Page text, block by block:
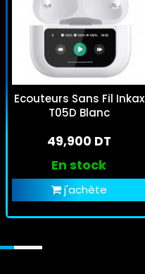
Ecouteurs Sans Fil Inkax
T05D Blanc
49,900 DT
En stock
j'achète